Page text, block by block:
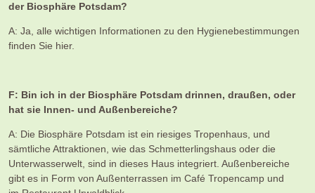
der Biosphäre Potsdam?
A: Ja, alle wichtigen Informationen zu den Hygienebestimmungen
finden Sie hier.
F: Bin ich in der Biosphäre Potsdam drinnen, draußen, oder
hat sie Innen- und Außenbereiche?
A: Die Biosphäre Potsdam ist ein riesiges Tropenhaus, und
sämtliche Attraktionen, wie das Schmetterlingshaus oder die
Unterwasserwelt, sind in dieses Haus integriert. Außenbereiche
gibt es in Form von Außenterrassen im Café Tropencamp und